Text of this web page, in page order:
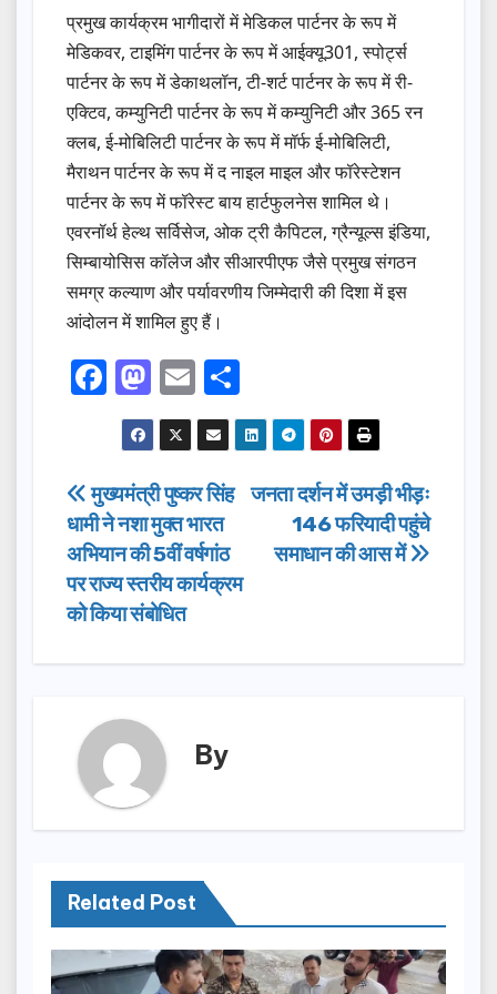
प्रमुख कार्यक्रम भागीदारों में मेडिकल पार्टनर के रूप में
मेडिकवर, टाइमिंग पार्टनर के रूप में आईक्यू301, स्पोर्ट्स
पार्टनर के रूप में डेकाथलॉन, टी-शर्ट पार्टनर के रूप में री-
एक्टिव, कम्युनिटी पार्टनर के रूप में कम्युनिटी और 365 रन
क्लब, ई-मोबिलिटी पार्टनर के रूप में मॉर्फ ई-मोबिलिटी,
मैराथन पार्टनर के रूप में द नाइल माइल और फॉरेस्टेशन
पार्टनर के रूप में फॉरेस्ट बाय हार्टफुलनेस शामिल थे।
एवरनॉर्थ हेल्थ सर्विसेज, ओक ट्री कैपिटल, ग्रैन्यूल्स इंडिया,
सिम्बायोसिस कॉलेज और सीआरपीएफ जैसे प्रमुख संगठन
समग्र कल्याण और पर्यावरणीय जिम्मेदारी की दिशा में इस
आंदोलन में शामिल हुए हैं।
F
a
c
e
b
o
o
k
M
a
st
o
d
o
n
E
m
ail
h
ar
e
Post
navigation
जनता दर्शन में उमड़ी भीड़ः
146 फरियादी पहुंचे
समाधान की आस में
मुख्यमंत्री पुष्कर सिंह
धामी ने नशा मुक्त भारत
अभियान की 5वीं वर्षगांठ
पर राज्य स्तरीय कार्यक्रम
को किया संबोधित
By
Related Post